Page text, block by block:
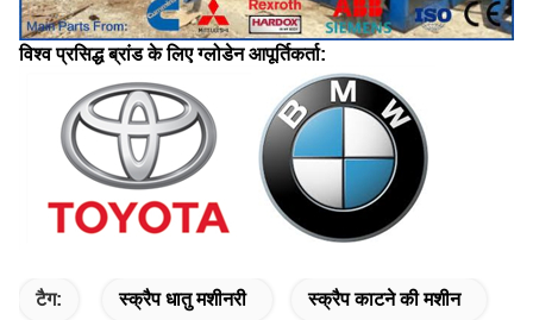
विश्व प्रसिद्ध ब्रांड के लिए ग्लोडेन आपूर्तिकर्ता:
टैग: स्क्रैप धातु मशीनरी स्क्रैप काटने की मशीन